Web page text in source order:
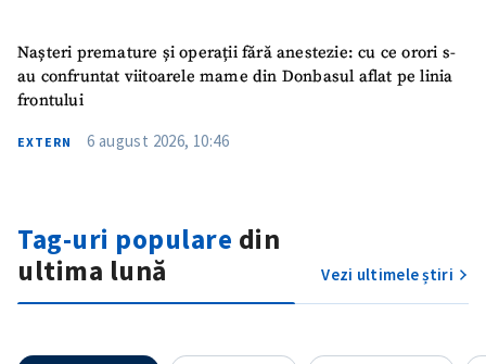
Nașteri premature și operații fără anestezie: cu ce orori s-
au confruntat viitoarele mame din Donbasul aflat pe linia
frontului
EXTERN 6 august 2026, 10:46
Tag-uri populare din
ultima lună
Vezi ultimele știri